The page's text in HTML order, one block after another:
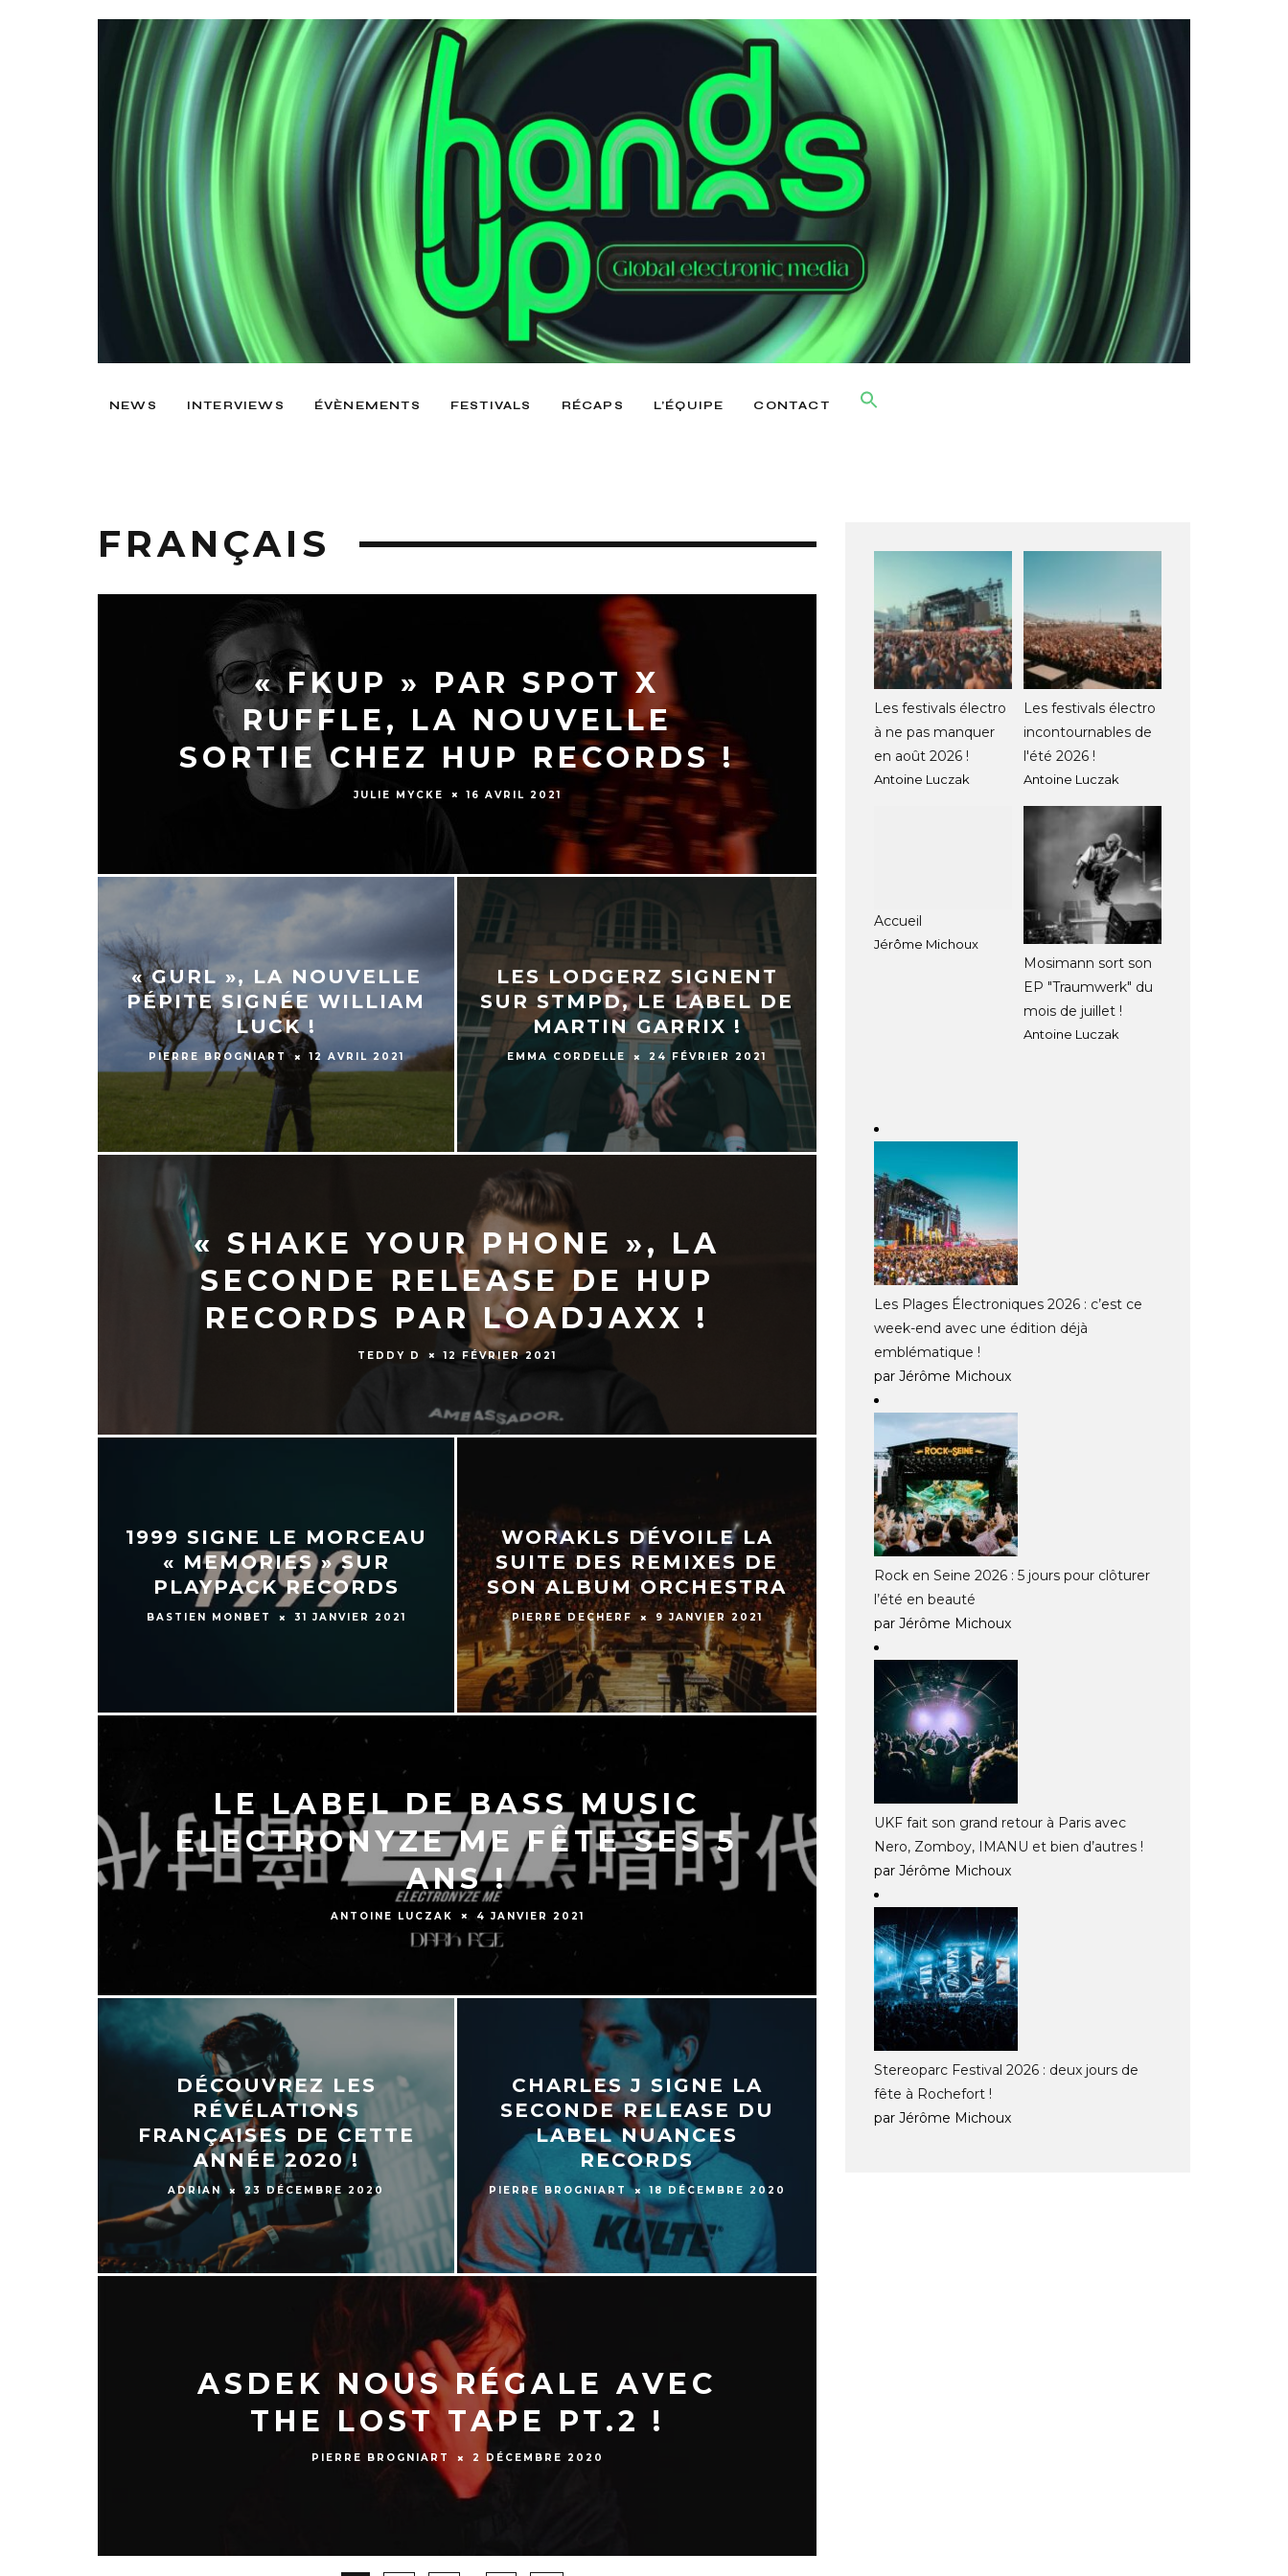
NEWS INTERVIEWS ÉVÈNEMENTS FESTIVALS RÉCAPS L’ÉQUIPE CONTACT
FRANÇAIS
« FKUP » PAR SPOT X
RUFFLE, LA NOUVELLE
SORTIE CHEZ HUP RECORDS !
JULIE MYCKE 16 AVRIL 2021
« GURL », LA NOUVELLE
PÉPITE SIGNÉE WILLIAM
LUCK !
PIERRE BROGNIART 12 AVRIL 2021
LES LODGERZ SIGNENT
SUR STMPD, LE LABEL DE
MARTIN GARRIX !
EMMA CORDELLE 24 FÉVRIER 2021
« SHAKE YOUR PHONE », LA
SECONDE RELEASE DE HUP
RECORDS PAR LOADJAXX !
TEDDY D 12 FÉVRIER 2021
1999 SIGNE LE MORCEAU
« MEMORIES » SUR
PLAYPACK RECORDS
BASTIEN MONBET 31 JANVIER 2021
WORAKLS DÉVOILE LA
SUITE DES REMIXES DE
SON ALBUM ORCHESTRA
PIERRE DECHERF 9 JANVIER 2021
LE LABEL DE BASS MUSIC
ELECTRONYZE ME FÊTE SES 5
ANS !
ANTOINE LUCZAK 4 JANVIER 2021
DÉCOUVREZ LES
RÉVÉLATIONS
FRANÇAISES DE CETTE
ANNÉE 2020 !
ADRIAN 23 DÉCEMBRE 2020
CHARLES J SIGNE LA
SECONDE RELEASE DU
LABEL NUANCES
RECORDS
PIERRE BROGNIART 18 DÉCEMBRE 2020
ASDEK NOUS RÉGALE AVEC
THE LOST TAPE PT.2 !
PIERRE BROGNIART 2 DÉCEMBRE 2020
Les festivals électro
à ne pas manquer
en août 2026 !
Antoine Luczak
Les festivals électro
incontournables de
l'été 2026 !
Antoine Luczak
Accueil
Jérôme Michoux
Mosimann sort son
EP "Traumwerk" du
mois de juillet !
Antoine Luczak
Les Plages Électroniques 2026 : c’est ce
week-end avec une édition déjà
emblématique !
par Jérôme Michoux
Rock en Seine 2026 : 5 jours pour clôturer
l’été en beauté
par Jérôme Michoux
UKF fait son grand retour à Paris avec
Nero, Zomboy, IMANU et bien d’autres !
par Jérôme Michoux
Stereoparc Festival 2026 : deux jours de
fête à Rochefort !
par Jérôme Michoux